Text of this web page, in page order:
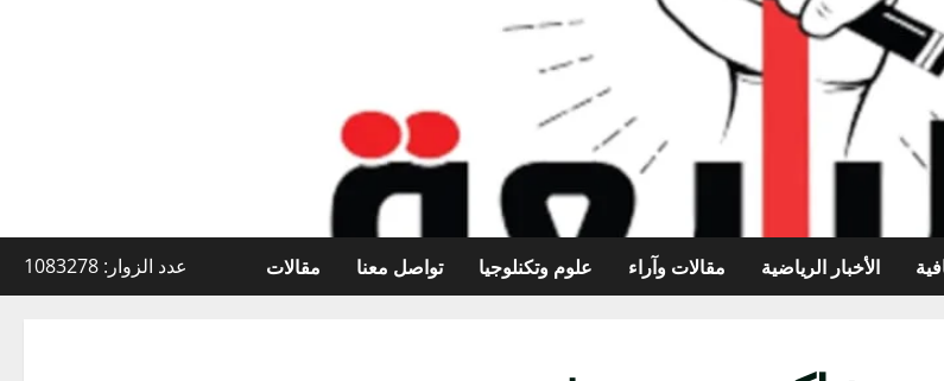
الأخبار الرياضية مقالات وآراء علوم وتكنلوجيا تواصل معنا مقالات عدد الزوار: 1083278